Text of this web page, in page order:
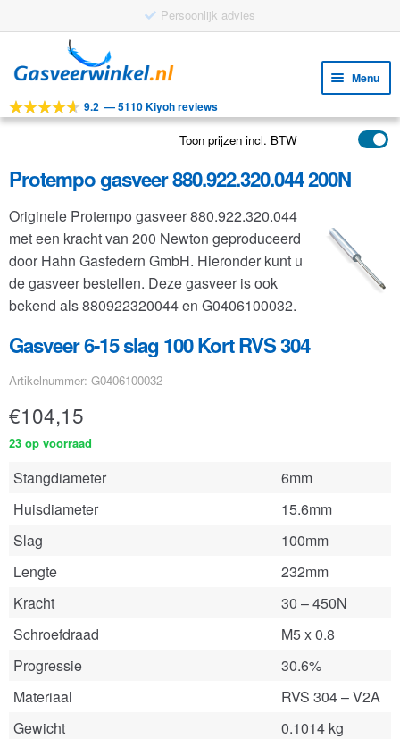
Gratis verzending vanaf €25
door
navigatie
naar
inhoud
Menu
Tools
Toepassingen
Klantenservice
FAQ
9.2 —5110 Kiyoh reviews
Toon prijzen incl. BTW
Protempo gasveer 880.922.320.044 200N
Originele Protempo gasveer 880.922.320.044
met een kracht van 200 Newton geproduceerd
door Hahn Gasfedern GmbH. Hieronder kunt u
de gasveer bestellen. Deze gasveer is ook
bekend als 880922320044 en G0406100032.
Gasveer 6-15 slag 100 Kort RVS 304
Artikelnummer: G0406100032
€104,15
23 op voorraad
Stangdiameter
6mm
Huisdiameter
15.6mm
Slag
100mm
Lengte
232mm
Kracht
30 – 450N
Schroefdraad
M5 x 0.8
Progressie
30.6%
Materiaal
RVS 304 – V2A
Gewicht
0.1014 kg